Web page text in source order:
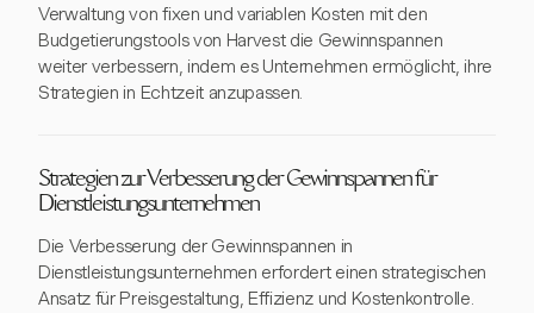
Verwaltung von fixen und variablen Kosten mit den
Budgetierungstools von Harvest die Gewinnspannen
weiter verbessern, indem es Unternehmen ermöglicht, ihre
Strategien in Echtzeit anzupassen.
Strategien zur Verbesserung der Gewinnspannen für
Dienstleistungsunternehmen
Die Verbesserung der Gewinnspannen in
Dienstleistungsunternehmen erfordert einen strategischen
Ansatz für Preisgestaltung, Effizienz und Kostenkontrolle.